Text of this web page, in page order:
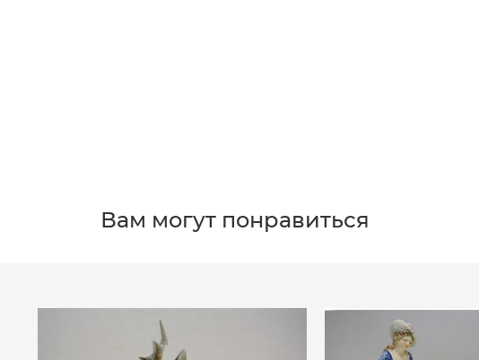
Вам могут понравиться